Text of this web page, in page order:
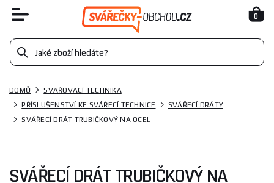
0
DOMŮ
SVAŘOVACÍ TECHNIKA
PŘÍSLUŠENSTVÍ KE SVÁŘECÍ TECHNICE
SVÁŘECÍ DRÁTY
SVÁŘECÍ DRÁT TRUBIČKOVÝ NA OCEL
SVÁŘECÍ DRÁT TRUBIČKOVÝ NA